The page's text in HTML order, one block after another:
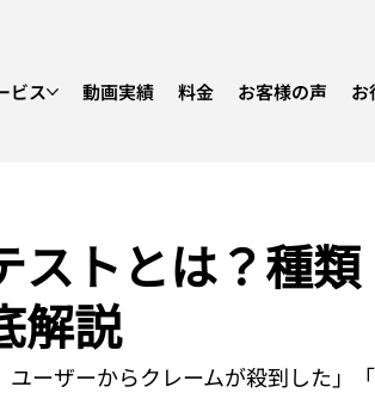
ビス 動画実績 料金 お客様の声 お
ストとは？種類
解説
ユーザーからクレームが殺到した」